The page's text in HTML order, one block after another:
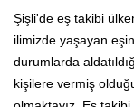
Şişli'de eş takibi
ilimizde yaşayan
durumlarda
kişilere vermiş